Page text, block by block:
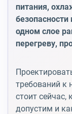
питания,
одном слое
перегреву,
требований к
стоит сейчас,
допустим и